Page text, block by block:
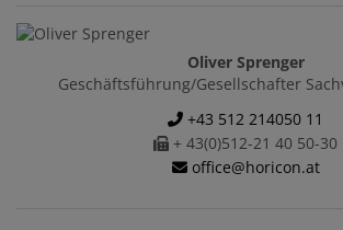
Oliver Sprenger
Geschäftsführung/Gesellschafter
+43 512 214050 11
+ 43(0)512-21 40 50-30
office@horicon.at